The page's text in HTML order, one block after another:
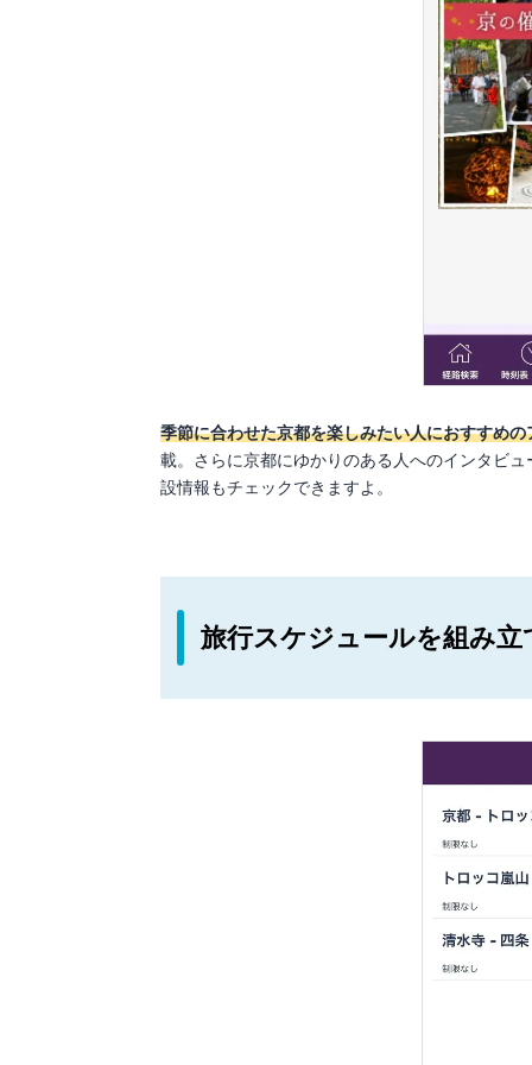
季節に合わせた京都を楽しみたい人におすすめの
載。さらに京都にゆかりのある人へのインタビ
設情報もチェックできますよ。
旅行スケジュールを組み立